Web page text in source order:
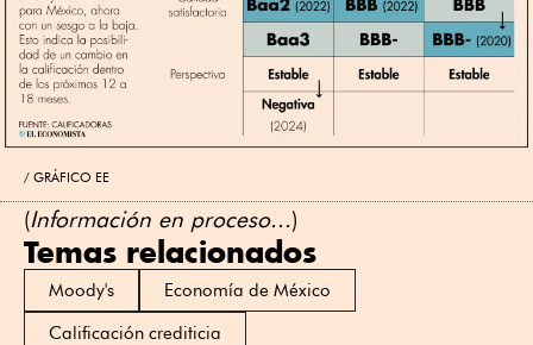
GRÁFICO EE
(Información en proceso...)
Temas relacionados
Moody's
Economía de México
Calificación crediticia